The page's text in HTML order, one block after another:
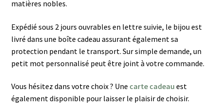
matières nobles.
Expédié sous 2 jours ouvrables en lettre suivie, le bijou est
livré dans une boîte cadeau assurant également sa
protection pendant le transport. Sur simple demande, un
petit mot personnalisé peut être joint à votre commande.
Vous hésitez dans votre choix ? Une carte cadeau est
également disponible pour laisser le plaisir de choisir.